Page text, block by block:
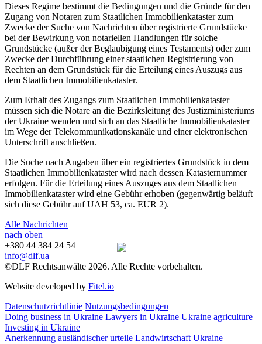
Dieses Regime bestimmt die Bedingungen und die Gründe für den
Zugang von Notaren zum Staatlichen Immobilienkataster zum
Zwecke der Suche von Nachrichten über registrierte Grundstücke
bei der Bewirkung von notariellen Handlungen für solche
Grundstücke (außer der Beglaubigung eines Testaments) oder zum
Zwecke der Durchführung einer staatlichen Registrierung von
Rechten an dem Grundstück für die Erteilung eines Auszugs aus
dem Staatlichen Immobilienkataster.
Zum Erhalt des Zugangs zum Staatlichen Immobilienkataster
müssen sich die Notare an die Bezirksleitung des Justizministeriums
der Ukraine wenden und sich an das Staatliche Immobilienkataster
im Wege der Telekommunikationskanäle und einer elektronischen
Unterschrift anschließen.
Die Suche nach Angaben über ein registriertes Grundstück in dem
Staatlichen Immobilienkataster wird nach dessen Katasternummer
erfolgen. Für die Erteilung eines Auszuges aus dem Staatlichen
Immobilienkataster wird eine Gebühr erhoben (gegenwärtig beläuft
sich diese Gebühr auf UAH 53, ca. EUR 2).
Alle Nachrichten
nach oben
+380 44 384 24 54
info@dlf.ua
©DLF Rechtsanwälte 2026. Alle Rechte vorbehalten.
Website developed by Fitel.io
Datenschutzrichtlinie Nutzungsbedingungen
Doing business in Ukraine Lawyers in Ukraine Ukraine agriculture
Investing in Ukraine
Anerkennung ausländischer urteile Landwirtschaft Ukraine